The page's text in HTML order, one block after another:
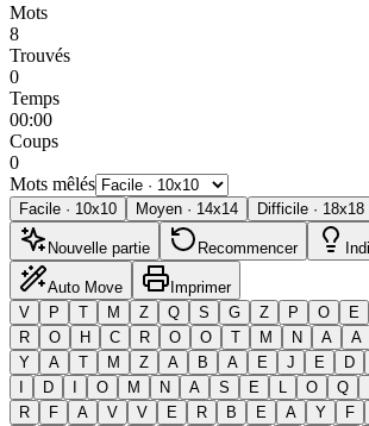
Mots
8
Trouvés
0
Temps
00:00
Coups
0
Mots mêlés
Facile · 10x10 Moyen · 14x14 Difficile · 18x18
Nouvelle partie Recommencer
Auto Move
Imprimer
V
P T M Z Q S G Z P O E
R
O H C R O O T M N A A
Y
A T M Z A B A E J E D
I
D I O M N A S E L O Q
R
F A V V E R B E A Y F